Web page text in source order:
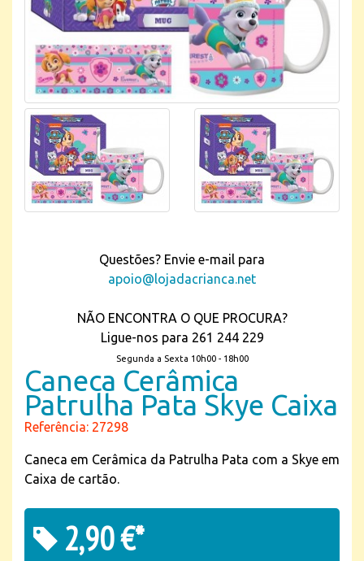
Questões? Envie e-mail para
apoio@lojadacrianca.net
NÃO ENCONTRA O QUE PROCURA?
Ligue-nos para 261 244 229
Segunda a Sexta 10h00 - 18h00
Caneca Cerâmica
Patrulha Pata Skye Caixa
Referência: 27298
Caneca em Cerâmica da Patrulha Pata com a Skye em
Caixa de cartão.
2,90 €*